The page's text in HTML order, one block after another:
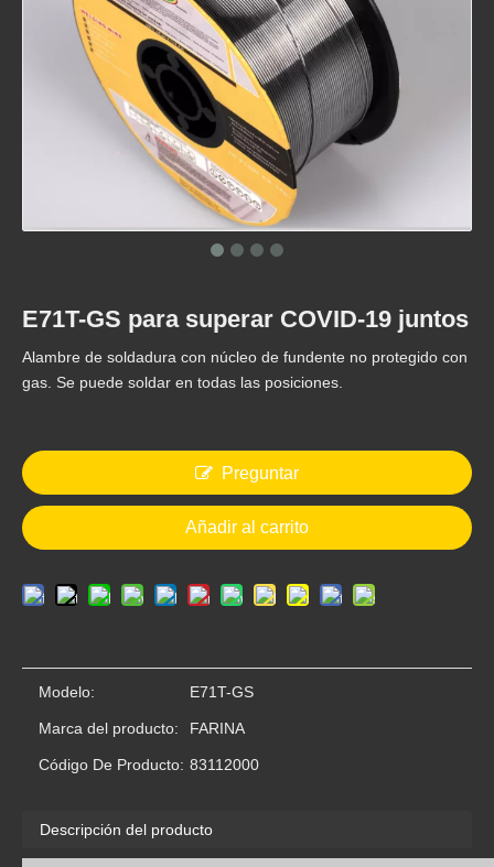
E71T-GS para superar COVID-19 juntos
Alambre de soldadura con núcleo de fundente no protegido con
gas. Se puede soldar en todas las posiciones.
Preguntar
Añadir al carrito
Modelo: E71T-GS
Marca del producto: FARINA
Código De Producto: 83112000
Descripción del producto